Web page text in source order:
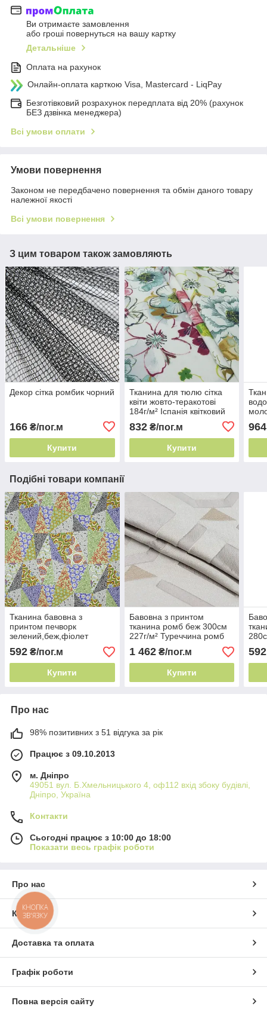
Ви отримаєте замовлення
або гроші повернуться на вашу картку
Детальніше
Оплата на рахунок
Онлайн-оплата карткою Visa, Mastercard - LiqPay
Безготівковий розрахунок передплата від 20% (рахунок
БЕЗ дзвінка менеджера)
Всі умови оплати
Умови повернення
Законом не передбачено повернення та обмін даного товару
належної якості
Всі умови повернення
З цим товаром також замовляють
Декор сітка ромбик чорний
166 ₴/пог.м
Купити
Тканина для тюлю сітка
квіти жовто-теракотові
184г/м² Іспанія квітковий
832₴/пог.м
Купити
964
Подібні товари компанії
Тканина бавовна з
принтом печворк
зелений,беж,фіолет
280см 234г/м² Іспанія арт
декор
592 ₴/пог.м
Купити
Бавовна з принтом
тканина ромб беж 300см
227г/м² Туреччина ромб
на тканині
1 462₴/пог.м
Купити
лінії
592
Про нас
98% позитивних з 51 відгука за рік
Працює з 09.10.2013
м. Дніпро
49051 вул. Б.Хмельницького 4, оф112 вхід збоку будівлі,
Дніпро, Україна
Контакти
Сьогодні працює з 10:00 до 18:00
Показати весь графік роботи
Про нас
Контакти
Доставка та оплата
Графік роботи
Повна версія сайту
КНОПКА
ЗВ'ЯЗКУ